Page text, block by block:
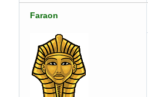
Faraon